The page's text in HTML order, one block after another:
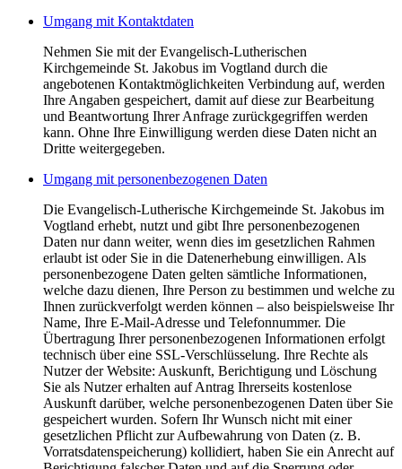
Umgang mit Kontaktdaten
Nehmen Sie mit der Evangelisch-Lutherischen
Kirchgemeinde St. Jakobus im Vogtland durch die
angebotenen Kontaktmöglichkeiten Verbindung auf, werden
Ihre Angaben gespeichert, damit auf diese zur Bearbeitung
und Beantwortung Ihrer Anfrage zurückgegriffen werden
kann. Ohne Ihre Einwilligung werden diese Daten nicht an
Dritte weitergegeben.
Umgang mit personenbezogenen Daten
Die Evangelisch-Lutherische Kirchgemeinde St. Jakobus im
Vogtland erhebt, nutzt und gibt Ihre personenbezogenen
Daten nur dann weiter, wenn dies im gesetzlichen Rahmen
erlaubt ist oder Sie in die Datenerhebung einwilligen. Als
personenbezogene Daten gelten sämtliche Informationen,
welche dazu dienen, Ihre Person zu bestimmen und welche zu
Ihnen zurückverfolgt werden können – also beispielsweise Ihr
Name, Ihre E-Mail-Adresse und Telefonnummer. Die
Übertragung Ihrer personenbezogenen Informationen erfolgt
technisch über eine SSL-Verschlüsselung. Ihre Rechte als
Nutzer der Website: Auskunft, Berichtigung und Löschung
Sie als Nutzer erhalten auf Antrag Ihrerseits kostenlose
Auskunft darüber, welche personenbezogenen Daten über Sie
gespeichert wurden. Sofern Ihr Wunsch nicht mit einer
gesetzlichen Pflicht zur Aufbewahrung von Daten (z. B.
Vorratsdatenspeicherung) kollidiert, haben Sie ein Anrecht auf